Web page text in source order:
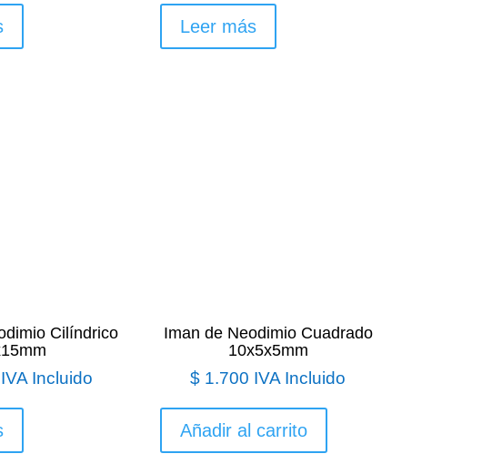
Leer más
Cilíndrico
IVA Incluido
Iman de Neodimio Cuadrado
10x5x5mm
$ 1.700 IVA Incluido
Añadir al carrito